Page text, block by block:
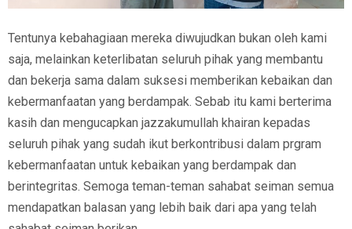
Tentunya kebahagiaan mereka diwujudkan bukan oleh kami
saja, melainkan keterlibatan seluruh pihak yang membantu
dan bekerja sama dalam suksesi memberikan kebaikan dan
kebermanfaatan yang berdampak. Sebab itu kami berterima
kasih dan mengucapkan jazzakumullah khairan kepadas
seluruh pihak yang sudah ikut berkontribusi dalam prgram
kebermanfaatan untuk kebaikan yang berdampak dan
berintegritas. Semoga teman-teman sahabat seiman semua
mendapatkan balasan yang lebih baik dari apa yang telah